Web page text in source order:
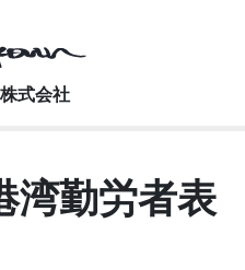
式会社
湾勤労者表